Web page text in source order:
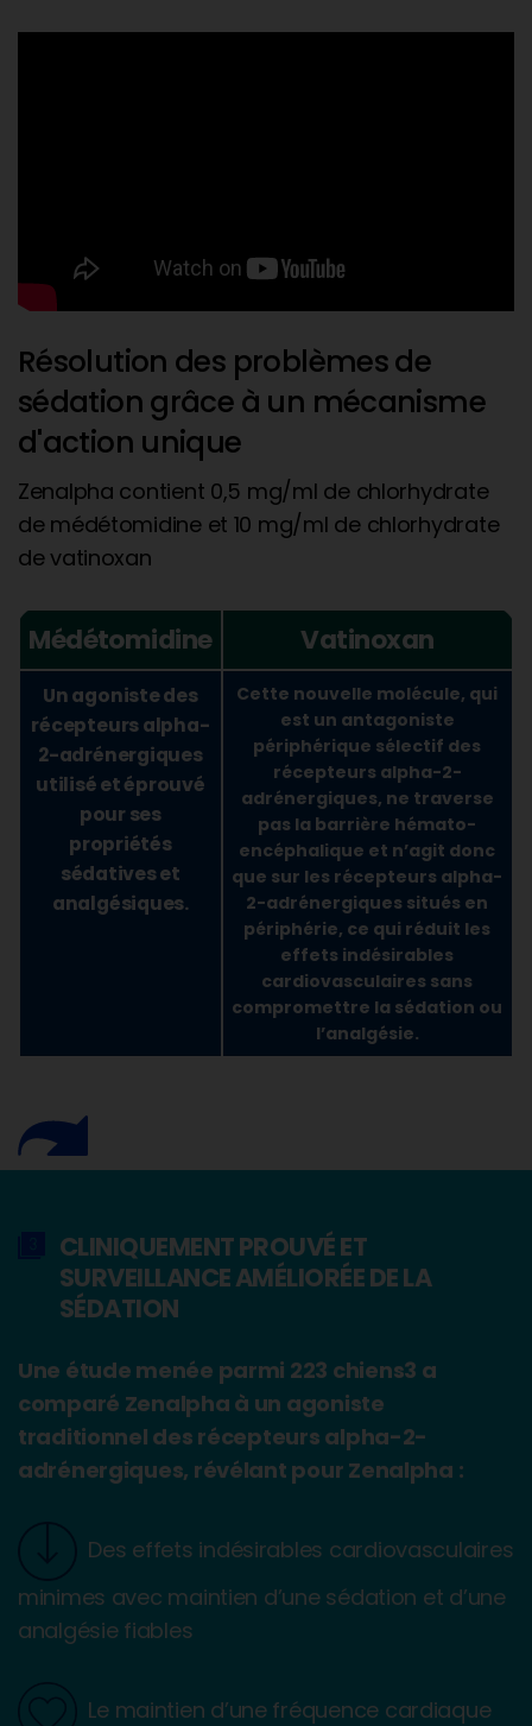
Résolution des problèmes de
sédation grâce à un mécanisme
d'action unique
Zenalpha contient 0,5 mg/ml de chlorhydrate
de médétomidine et 10 mg/ml de chlorhydrate
de vatinoxan
Médétomidine Vatinoxan
Un agoniste des
récepteurs alpha-
2-adrénergiques
utilisé et éprouvé
pour ses
propriétés
sédatives et
analgésiques.
Cette nouvelle molécule, qui
est un antagoniste
périphérique sélectif des
récepteurs alpha-2-
adrénergiques, ne traverse
pas la barrière hémato-
encéphalique et n’agit donc
que sur les récepteurs alpha-
2-adrénergiques situés en
périphérie, ce qui réduit les
effets indésirables
cardiovasculaires sans
compromettre la sédation ou
l’analgésie.
CLINIQUEMENT PROUVÉ ET
SURVEILLANCE AMÉLIORÉE DE LA
SÉDATION
Une étude menée parmi 223 chiens3 a
comparé Zenalpha à un agoniste
traditionnel des récepteurs alpha-2-
adrénergiques, révélant pour Zenalpha :
Des effets indésirables cardiovasculaires
minimes avec maintien d’une sédation et d’une
analgésie fiables
Le maintien d’une fréquence cardiaque